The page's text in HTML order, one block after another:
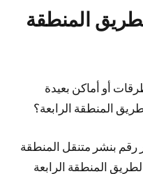
المنطقة
أو أماكن بعيدة
المنطقة الرابعة؟
رقم بنشر متنقل المنطقة
المنطقة الرابعة